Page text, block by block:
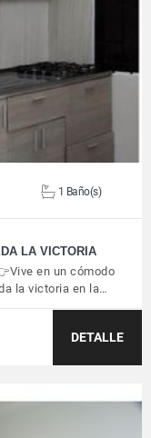
1 Baño(s)
LA VICTORIA
en un cómodo
la victoria en la…
DETALLE